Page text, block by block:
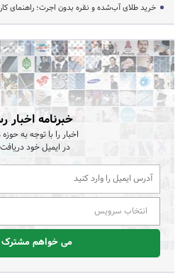
خرید طلای آب‌شده و نقره بدون اجرت؛ راهنمای
خبرنامه اخبار
اخبار را با توجه به
در ایمیل خود
انتخاب سرویس
می خواهم